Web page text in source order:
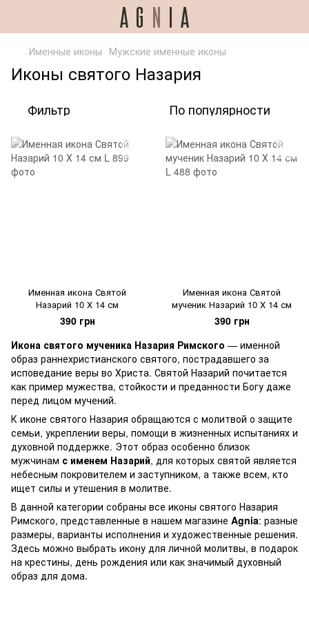
Именные иконы Мужские именные иконы
Иконы святого Назария
Фильтр По популярности
Именная икона Святой
Назарий 10 Х 14 см
390 грн
Именная икона Святой
мученик Назарий 10 Х 14 см
390 грн
Икона святого мученика Назария Римского — именной
образ раннехристианского святого, пострадавшего за
исповедание веры во Христа. Святой Назарий почитается
как пример мужества, стойкости и преданности Богу даже
перед лицом мучений.
К иконе святого Назария обращаются с молитвой о защите
семьи, укреплении веры, помощи в жизненных испытаниях и
духовной поддержке. Этот образ особенно близок
мужчинам с именем Назарий, для которых святой является
небесным покровителем и заступником, а также всем, кто
ищет силы и утешения в молитве.
В данной категории собраны все иконы святого Назария
Римского, представленные в нашем магазине Agnia: разные
размеры, варианты исполнения и художественные решения.
Здесь можно выбрать икону для личной молитвы, в подарок
на крестины, день рождения или как значимый духовный
образ для дома.